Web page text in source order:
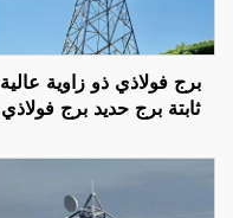
برج فولاذي ذو زاوية عالية
ثابتة برج حديد برج فولاذي